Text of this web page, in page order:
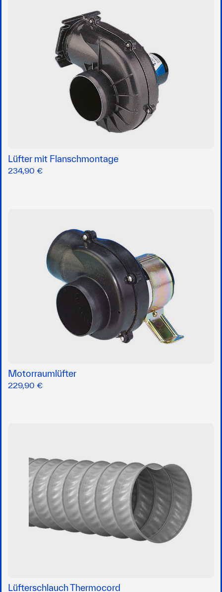
Lüfter mit Flanschmontage
234,90 €
Motorraumlüfter
229,90 €
Lüfterschlauch Thermocord